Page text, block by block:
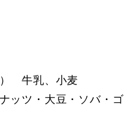
） 牛乳、小麦
ッツ・大豆・ソバ・ゴ